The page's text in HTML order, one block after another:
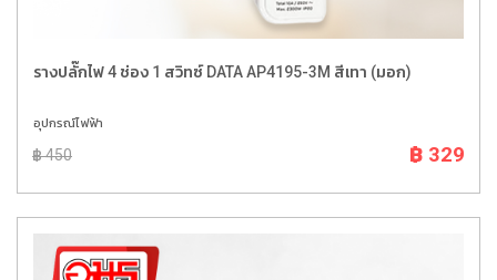
รางปลั๊กไฟ 4 ช่อง 1 สวิทซ์ DATA AP4195-3M สีเทา (มอก)
อุปกรณ์ไฟฟ้า
฿ 450 ฿ 329